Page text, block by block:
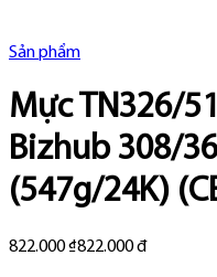
Sản phẩm
Mực TN326/
Bizhub 308/
(547g/24K)
822.000 ₫822.000 đ